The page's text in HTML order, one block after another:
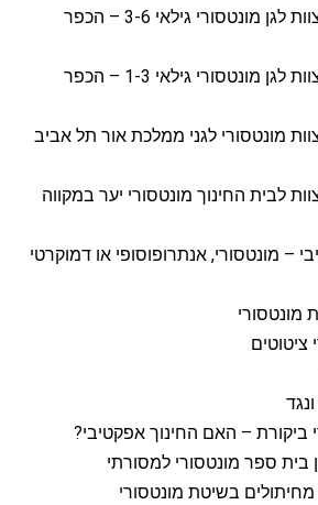
דרושים אנשי צוות לגן מונטסורי גילאי 3-6 – הכפר
דרושים אנשי צוות לגן מונטסורי גילאי 1-3 – הכפר
מונטסורי לגני ממלכת אור תל אביב
לבית החינוך מונטסורי יער במקווה
– מונטסורי, אנתרופוסופי או דמוקרטי
מונטסורי
ציטוטים
ביקורת – האם החינוך אפקטיבי?
בשיטת מונטסורי